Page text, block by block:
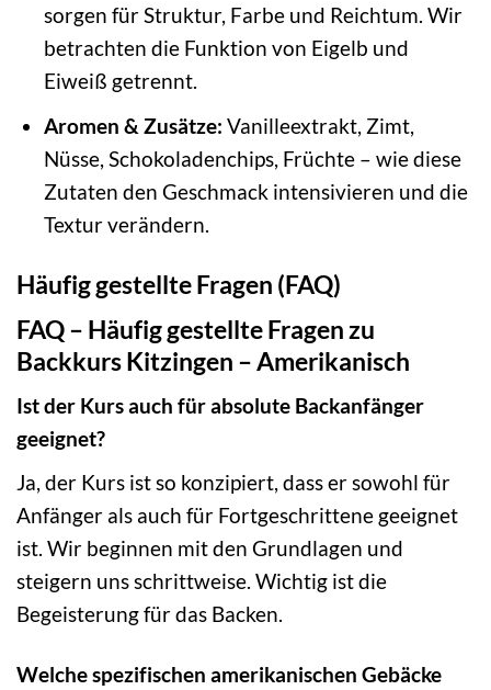
sorgen für Struktur, Farbe und Reichtum. Wir
betrachten die Funktion von Eigelb und
Eiweiß getrennt.
Aromen & Zusätze: Vanilleextrakt, Zimt,
Nüsse, Schokoladenchips, Früchte – wie diese
Zutaten den Geschmack intensivieren und die
Textur verändern.
Häufig gestellte Fragen (FAQ)
FAQ – Häufig gestellte Fragen zu
Backkurs Kitzingen – Amerikanisch
Ist der Kurs auch für absolute Backanfänger
geeignet?
Ja, der Kurs ist so konzipiert, dass er sowohl für
Anfänger als auch für Fortgeschrittene geeignet
ist. Wir beginnen mit den Grundlagen und
steigern uns schrittweise. Wichtig ist die
Begeisterung für das Backen.
Welche spezifischen amerikanischen Gebäcke